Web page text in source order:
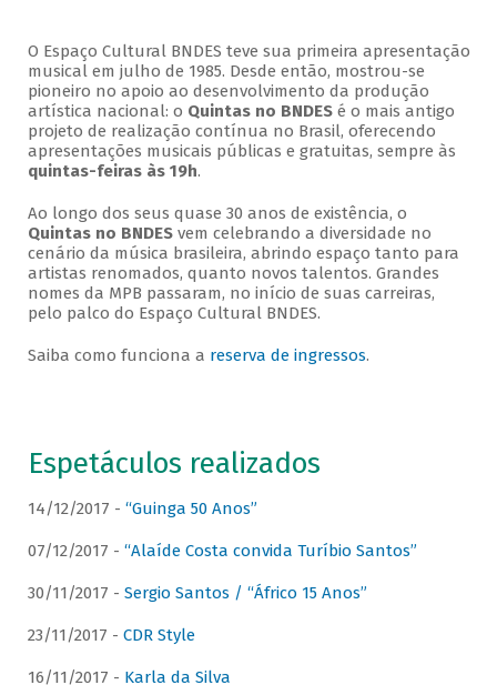
O Espaço Cultural BNDES teve sua primeira apresentação
musical em julho de 1985. Desde então, mostrou-se
pioneiro no apoio ao desenvolvimento da produção
artística nacional: o Quintas no BNDESé o mais antigo
projeto de realização contínua no Brasil, oferecendo
apresentações musicais públicas e gratuitas, sempre às
quintas-feiras às 19h.
Ao longo dos seus quase 30 anos de existência, o
Quintas no BNDESvem celebrando a diversidade no
cenário da música brasileira, abrindo espaço tanto para
artistas renomados, quanto novos talentos. Grandes
nomes da MPB passaram, no início de suas carreiras,
pelo palco do Espaço Cultural BNDES.
Saiba como funciona a reserva de ingressos.
Espetáculos realizados
14/12/2017 - “Guinga 50 Anos”
07/12/2017 - “Alaíde Costa convida Turíbio Santos”
30/11/2017 - Sergio Santos / “Áfrico 15 Anos”
23/11/2017 - CDR Style
16/11/2017 - Karla da Silva